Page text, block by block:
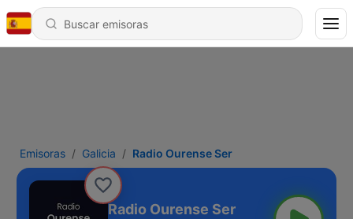
Emisoras Galicia Radio Ourense Ser
Radio Ourense Ser